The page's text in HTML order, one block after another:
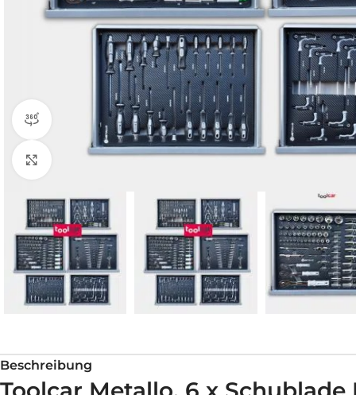
360° Ansicht
Klick zum Vergrößern
Beschreibung